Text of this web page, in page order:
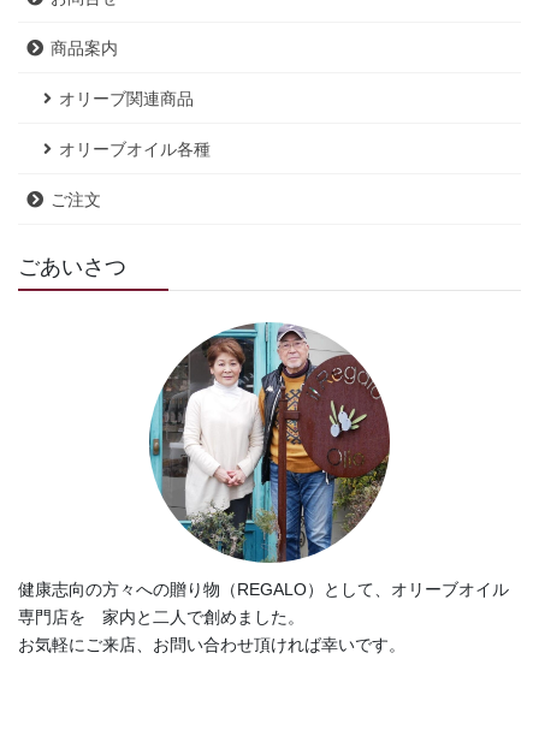
商品案内
オリーブ関連商品
オリーブオイル各種
ご注文
ごあいさつ
健康志向の方々への贈り物（REGALO）として、オリーブオイル
専門店を 家内と二人で創めました。
お気軽にご来店、お問い合わせ頂ければ幸いです。